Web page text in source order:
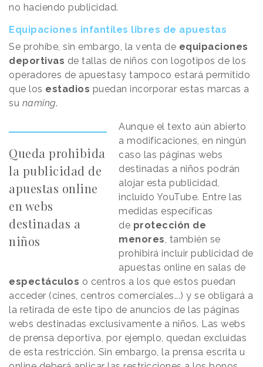
no haciendo publicidad.
Equipaciones infantiles libres de apuestas
Se prohíbe, sin embargo, la venta de equipaciones
deportivas de tallas de niños con logotipos de los
operadores de apuestasy tampoco estará permitido
que los estadios puedan incorporar estas marcas a
su naming.
Queda prohibida
la publicidad de
apuestas online
en webs
destinadas a
niños
Aunque el texto aún abierto
a modificaciones, en ningún
caso las páginas webs
destinadas a niños podrán
alojar esta publicidad,
incluido YouTube. Entre las
medidas específicas
de protección de
menores, también se
prohibirá incluir publicidad de
apuestas online en salas de
espectáculos o centros a los que estos puedan
acceder (cines, centros comerciales...) y se obligará a
la retirada de este tipo de anuncios de las páginas
webs destinadas exclusivamente a niños. Las webs
de prensa deportiva, por ejemplo, quedan excluidas
de esta restricción. Sin embargo, la prensa escrita u